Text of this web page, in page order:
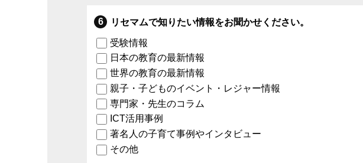
リセマムで知りたい情報をお聞かせください。
受験情報
日本の教育の最新情報
世界の教育の最新情報
親子・子どものイベント・レジャー情報
専門家・先生のコラム
ICT活用事例
著名人の子育て事例やインタビュー
その他